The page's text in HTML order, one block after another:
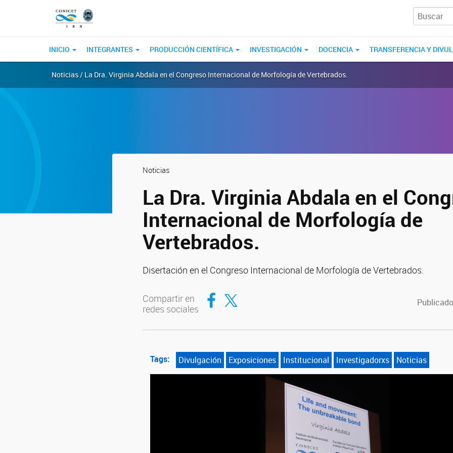
INICIO INTEGRANTES PRODUCCIÓN CIENTÍFICA INVESTIGACIÓN DOCENCIA TRANSFERENCIA Y
Noticias / La Dra. Virginia Abdala en el Congreso Internacional de Morfología de Vertebrados.
Noticias
La Dra. Virginia Abdala en el
Internacional de Morfología de
Vertebrados.
Disertación en el Congreso Internacional de Morfología de Vertebrados.
Compartir en
redes sociales
Compartir en Facebook
Compartir en Twitter
Tags: Divulgación Exposiciones Institucional Investigadorxs Noticias